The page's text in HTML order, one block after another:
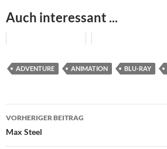
Auch interessant ...
ADVENTURE ANIMATION BLU-RAY
Beitragsnavigation
VORHERIGER BEITRAG
Max Steel